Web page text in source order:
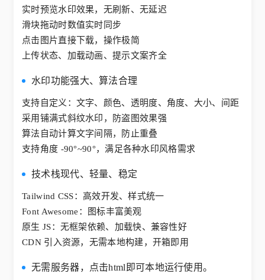
实时预览水印效果，无刷新、无延迟
滑块拖动时数值实时同步
点击图片直接下载，操作极简
上传状态、加载动画、提示文案齐全
水印功能强大、算法合理
支持自定义：文字、颜色、透明度、角度、大小、间距
采用铺满式斜纹水印，防盗图效果强
算法自动计算文字间隔，防止重叠
支持角度 -90°~90°，满足各种水印风格需求
技术栈现代、轻量、稳定
Tailwind CSS：高效开发、样式统一
Font Awesome：图标丰富美观
原生 JS：无框架依赖、加载快、兼容性好
CDN 引入资源，无需本地构建，开箱即用
无需服务器，点击html即可本地运行使用。